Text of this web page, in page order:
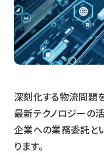
深刻化する物流問題
最新テクノロジーの
企業への業務委託と
ります。